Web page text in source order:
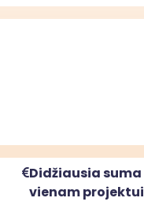
Didžiausia suma
vienam projektui